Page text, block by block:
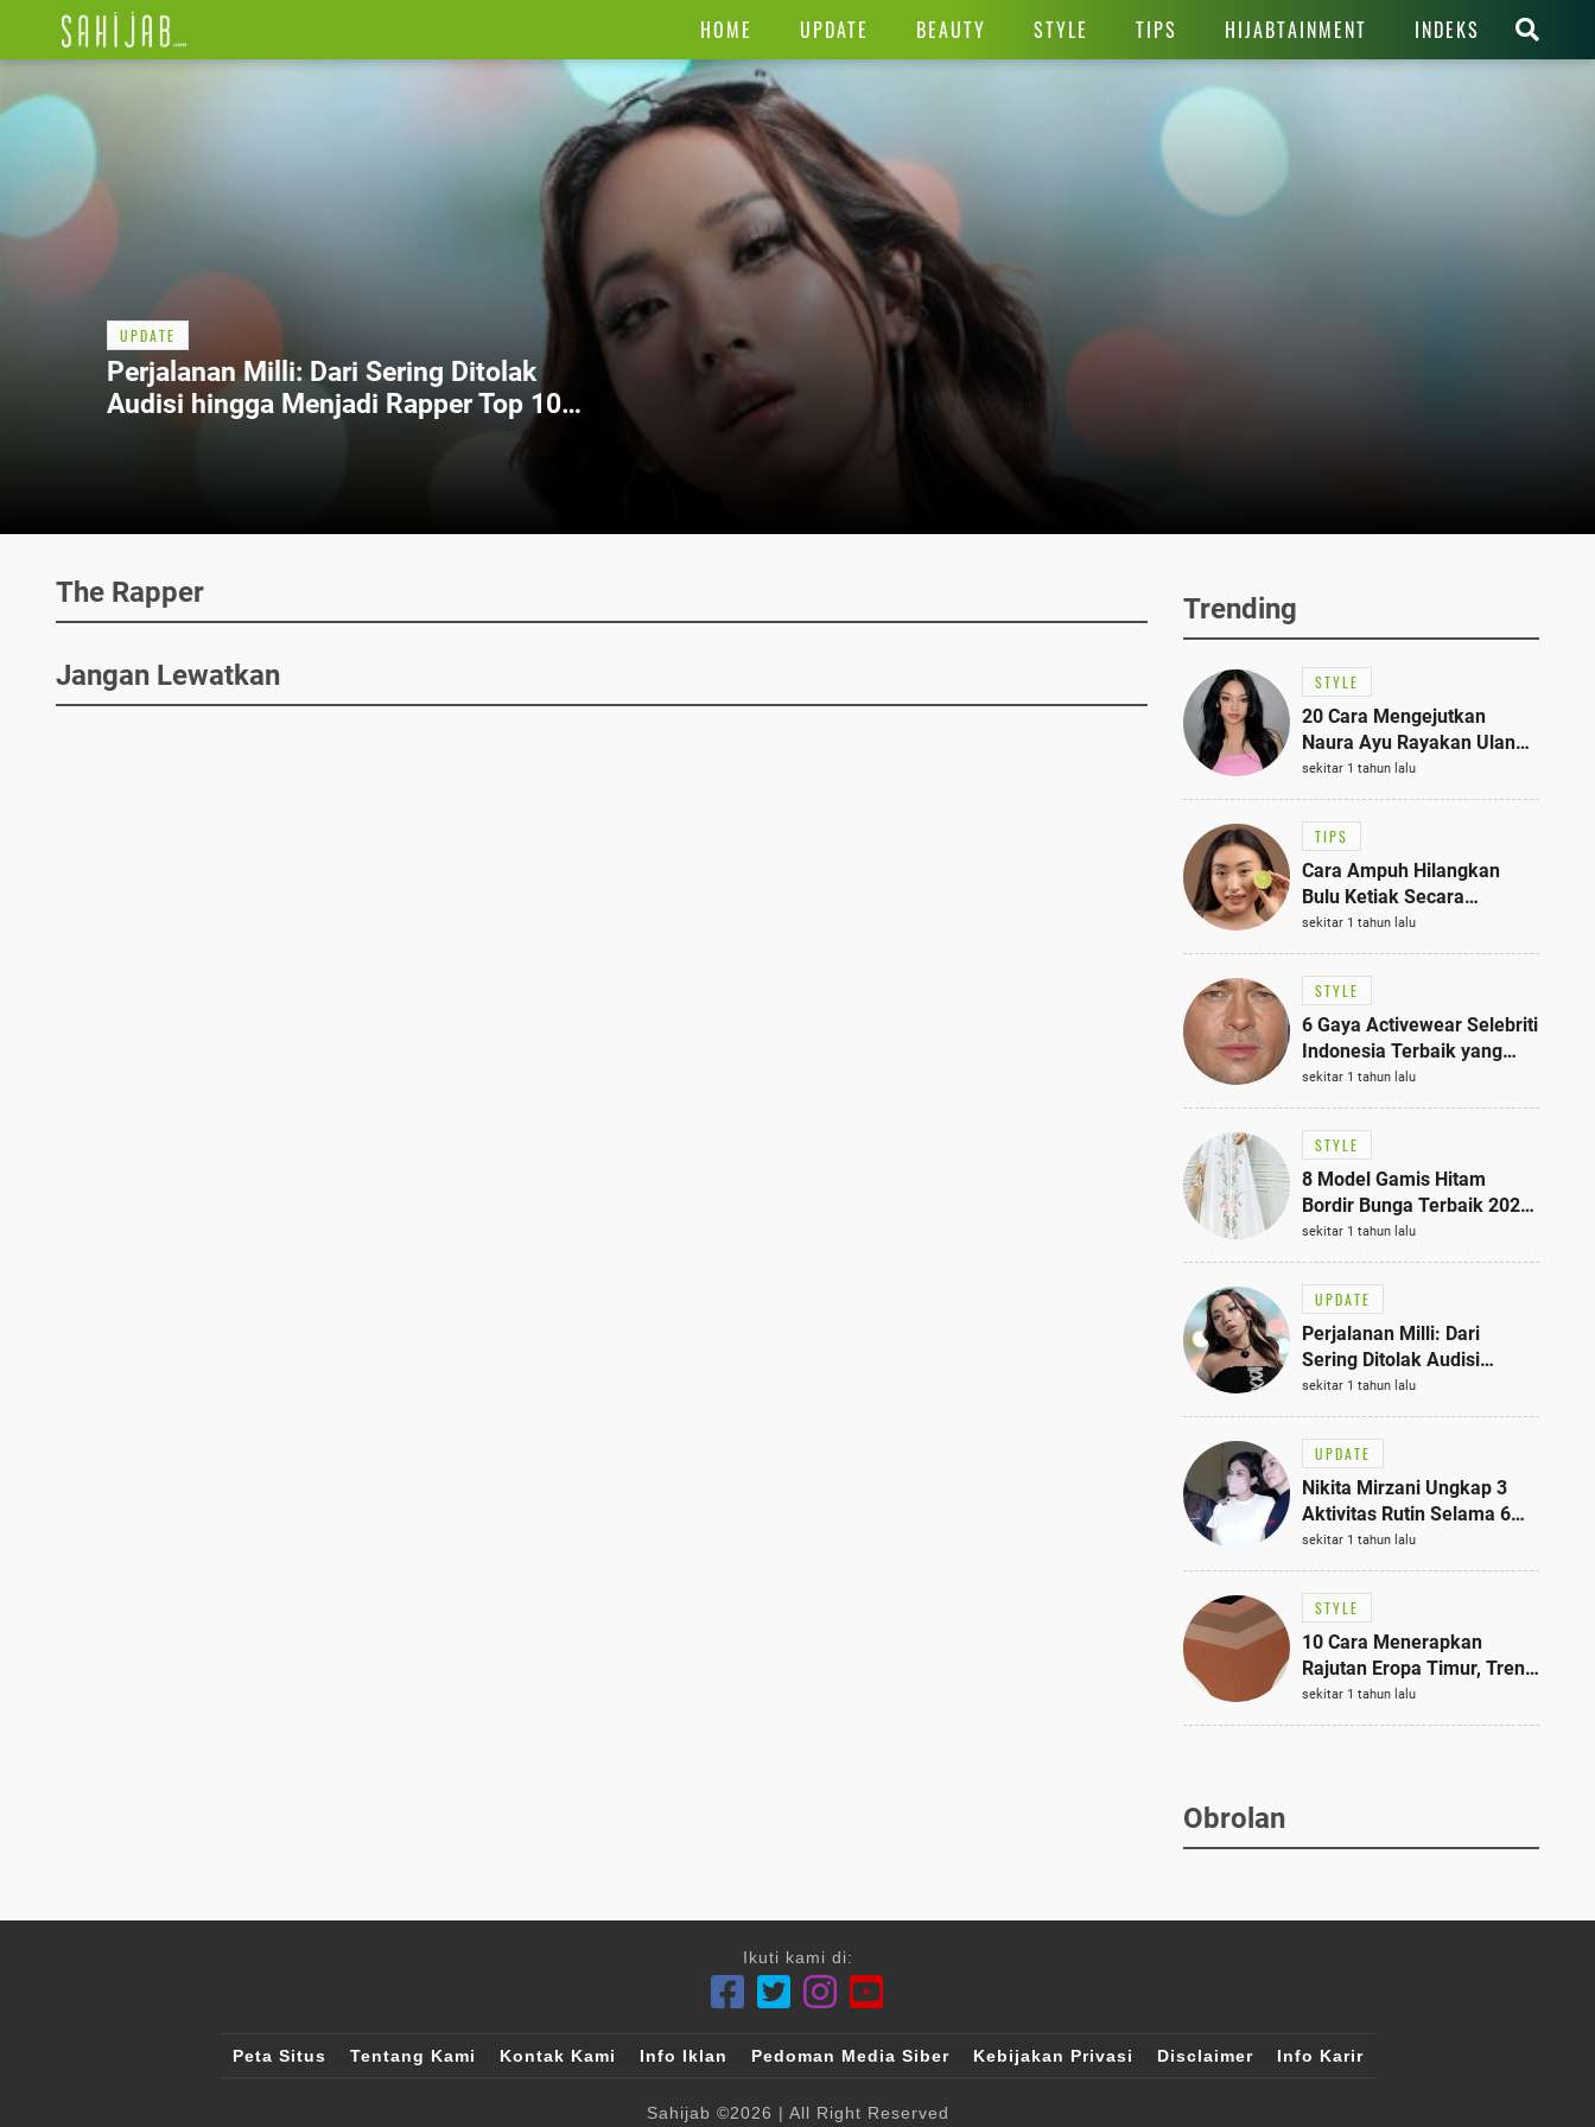
HOME UPDATE BEAUTY STYLE TIPS HIJABTAINMENT INDEKS
UPDATE
Perjalanan Milli: Dari Sering Ditolak
Audisi hingga Menjadi Rapper Top 10
The Rapper
Jangan Lewatkan
Trending
STYLE
20 Cara Mengejutkan
Naura Ayu Rayakan Ulang
Tahun di Panti Asuhan,
Terlihat Anggun dengan
Kaftan Cokelat
sekitar 1 tahun lalu
TIPS
Cara Ampuh Hilangkan
Bulu Ketiak Secara
Permanen dalam 5
Langkah Sederhana
sekitar 1 tahun lalu
STYLE
6 Gaya Activewear Selebriti
Indonesia Terbaik yang
Bisa Jadi Inspirasi
Fashionmu
sekitar 1 tahun lalu
STYLE
8 Model Gamis Hitam
Bordir Bunga Terbaik 2025,
Stylish untuk Hangout
hingga Acara Semi-Formal
sekitar 1 tahun lalu
UPDATE
Perjalanan Milli: Dari
Sering Ditolak Audisi
hingga Menjadi Rapper Top
10 Thailand
sekitar 1 tahun lalu
UPDATE
Nikita Mirzani Ungkap 3
Aktivitas Rutin Selama 6
Bulan di Rutan Pondok
Bambu, Terungkap!
sekitar 1 tahun lalu
STYLE
10 Cara Menerapkan
Rajutan Eropa Timur, Tren
Mode Terbaik dan Paling
Dicari 2023
sekitar 1 tahun lalu
Obrolan
Ikuti kami di:
Peta Situs Tentang Kami Kontak Kami Info Iklan Pedoman Media Siber Kebijakan Privasi Disclaimer Info Karir
Sahijab ©2026 | All Right Reserved